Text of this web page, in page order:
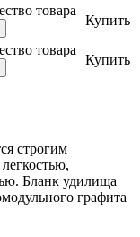
товара
Купить
товара
Купить
строгим
Бланк удилища
графита